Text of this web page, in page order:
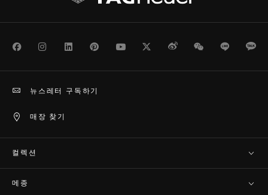
FacebookInstagram
LinkedInPinterestYoutubeTwitterWeiboWeChatLine
매장 찾기
뉴스레터 구독하기
컬렉션
메종